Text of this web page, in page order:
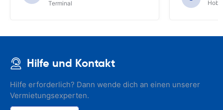
Terminal
Hilfe und Kontakt
Hilfe erforderlich? Dann wende dich an einen unserer
Vermietungsexperten.